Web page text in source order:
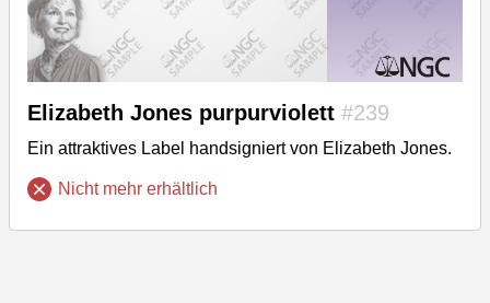
Elizabeth Jones purpurviolett #239
Ein attraktives Label handsigniert von Elizabeth Jones.
Nicht mehr erhältlich